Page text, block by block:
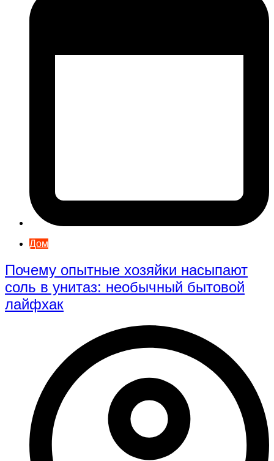
Дом
Почему опытные хозяйки насыпают
соль в унитаз: необычный бытовой
лайфхак